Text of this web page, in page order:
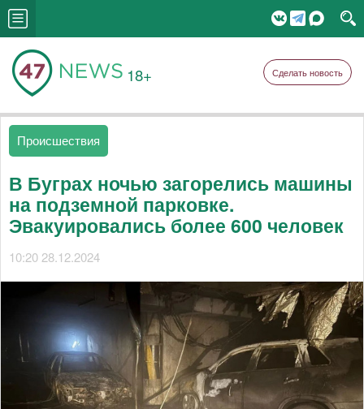
18+ Сделать новость
Происшествия
В Буграх ночью загорелись машины
на подземной парковке.
Эвакуировались более 600 человек
10:20 28.12.2024